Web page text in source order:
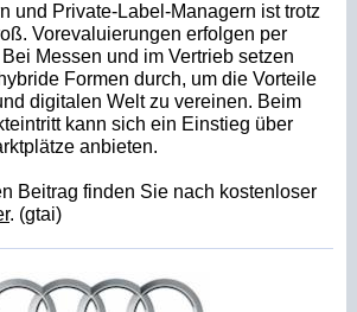
und Private-Label-Managern ist trotz
Vorevaluierungen erfolgen per
Messen und im Vertrieb setzen
Formen durch, um die Vorteile
digitalen Welt zu vereinen. Beim
kann sich ein Einstieg über
anbieten.
Beitrag finden Sie nach kostenloser
. (gtai)